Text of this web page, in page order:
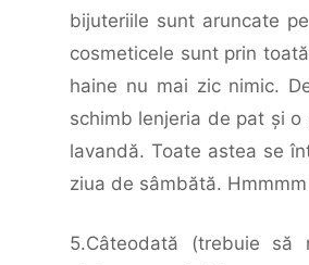
bijuteriile sunt aruncate
cosmeticele sunt prin
haine nu mai zic nimic.
schimb lenjeria de pat şi o
lavandă. Toate astea se
ziua de sâmbătă. Hmmmm
5.Câteodată (trebuie să